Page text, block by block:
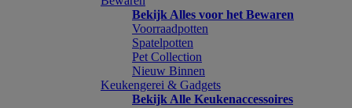
Bekijk Alles voor het Bewaren
Voorraadpotten
Spatelpotten
Pet Collection
Nieuw Binnen
Keukengerei & Gadgets
Bekijk Alle Keukenaccessoires